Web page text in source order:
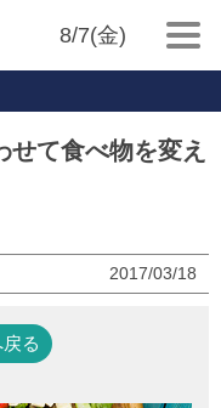
8/7(金)
て食べ物を変え
2017/03/18
る